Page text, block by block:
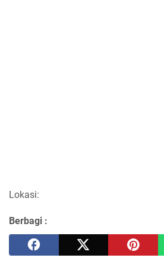
Lokasi:
Berbagi :